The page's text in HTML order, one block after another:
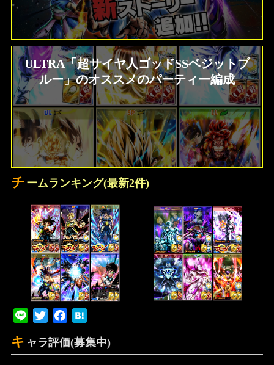
ULTRA「超サイヤ人ゴッドSSベジットブ
ルー」のオススメのパーティー編成
チ ームランキング(最新2件)
Line Twitter Facebook
キ ャラ評価(募集中)